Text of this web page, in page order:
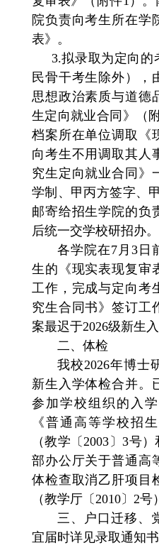
院负责向考生所在学
表》。
3.拟录取为定向的
民骨干考生除外），
思想政治素质与道德
生定向就业合同》（
档案所在单位调取《
向考生不用调取其人
究生定向就业合同》
学制、甲丙方签字、
邮寄给招生学院的负
后统一交学校研招办。
各学院在7月3日
生的《现实表现复审
工作，完成与定向考
究生合同书》签订工
案最迟于2026级新生
二、体检
我校2026年博士
新生入学体检合并。
参加学校组织的入
《普通高等学校招
（教学〔2003〕3号
部办公厅关于普通高
体检查取消乙肝项目
（教学厅〔2010〕2号
三、
户口迁移、
宜届时详见录取通知